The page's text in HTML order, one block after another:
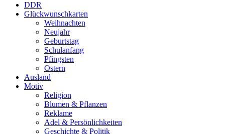
DDR
Glückwunschkarten
Weihnachten
Neujahr
Geburtstag
Schulanfang
Pfingsten
Ostern
Ausland
Motiv
Religion
Blumen & Pflanzen
Reklame
Adel & Persönlichkeiten
Geschichte & Politik